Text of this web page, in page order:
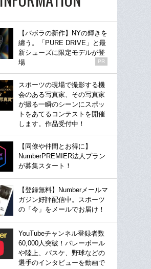
【バボラの新作】NYの輝きを
纏う。「PURE DRIVE」と最
新シューズに限定モデルが登
場
PR
スポーツの現場で撮影する機
会のある写真家、その写真家
が撮る一瞬のシーンにスポッ
トをあてるコンテストを開催
します。作品受付中！
【同僚や仲間とお得に】
NumberPREMIER法人プラン
が募集スタート！
【登録無料】Numberメールマ
ガジン好評配信中。スポーツ
の「今」をメールでお届け！
YouTubeチャンネル登録者数
60,000人突破！バレーボール
や陸上、バスケ、野球などの
選手のインタビューを動画で